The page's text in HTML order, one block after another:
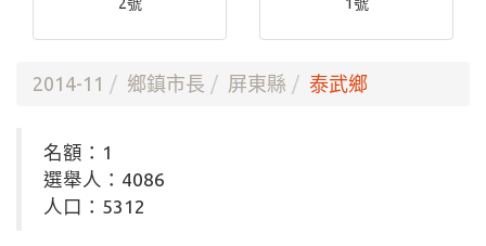
2014-11 鄉鎮市長 屏東縣 泰武鄉
名額：1
選舉人：4086
人口：5312